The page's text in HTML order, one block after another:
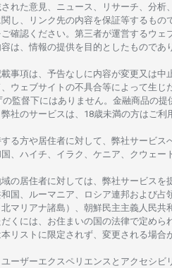
れた意見、ニュース、リサーチ、分析、
関し、 リンク先の内容を保証等するもの
ご確認ください。 第三者が運営するウェ
は、 情報の提供を 目的としたものであ
事項は、 予告なしに 内容が変更又は中
ウェブサイトの不具合等に よって生じ
の監督下にはありません。 金融商品の提
弊社のサービスは、18歳未満の方は ご利
る方や居住者に対して、 弊社サービス
、ハイチ、イラク、ケニア、クウェー
の居住者に対しては、 弊社サービスを
国、ルーマニア、 ロシア連邦および占
北マリアナ諸島）、 朝鮮民主主義人民共
くには、お住まいの国の法律で定めら
本 リストに限定さ れず、 変更さ れる場合
ユーザーエクスペリエンスと アクセシビ